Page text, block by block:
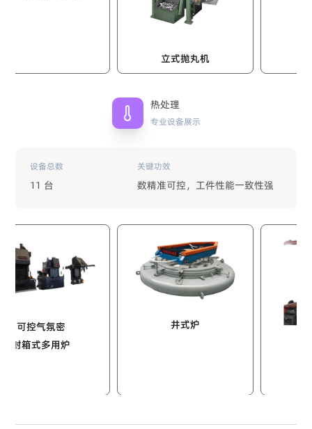
立式抛丸机
热处理
专业设备展示
设备总数
11 台
关键功效
数精准可控，工件性能一致性强
气氛密
多用炉